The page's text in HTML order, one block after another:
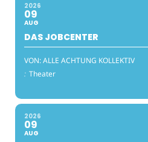
2026
09
AUG
DAS JOBCENTER
VON: ALLE ACHTUNG KOLLEKTIV
: Theater
2026
09
AUG